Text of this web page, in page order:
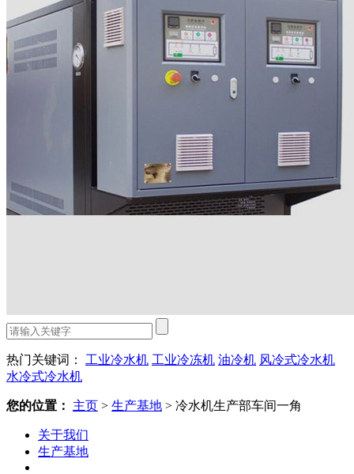
热门关键词： 工业冷水机 工业冷冻机 油冷机 风冷式冷水机
水冷式冷水机
您的位置： 主页 > 生产基地 > 冷水机生产部车间一角
关于我们
生产基地